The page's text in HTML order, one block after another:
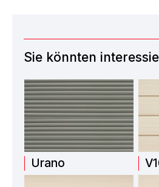
Sie könnten
Urano